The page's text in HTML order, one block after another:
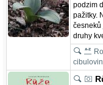
podzim
pažitky.
česneků
druhy